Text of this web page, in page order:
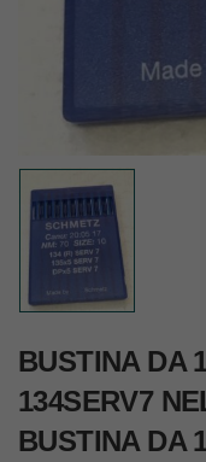
BUSTINA DA
134SERV7
BUSTINA DA